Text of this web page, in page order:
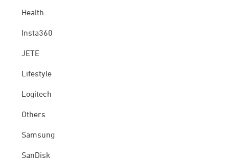
Health
Insta360
JETE
Lifestyle
Logitech
Others
Samsung
SanDisk